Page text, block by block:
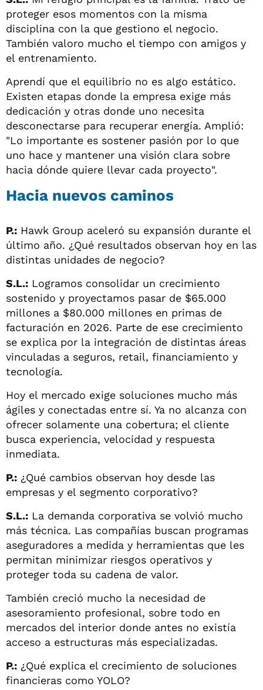
proteger esos momentos con la misma
disciplina con la que gestiono el negocio.
También valoro mucho el tiempo con amigos y
el entrenamiento.
Aprendí que el equilibrio no es algo estático.
Existen etapas donde la empresa exige más
dedicación y otras donde uno necesita
desconectarse para recuperar energía. Amplió:
"Lo importante es sostener pasión por lo que
uno hace y mantener una visión clara sobre
hacia dónde quiere llevar cada proyecto".
Hacia nuevos caminos
P.: Hawk Group aceleró su expansión durante el
último año. ¿Qué resultados observan hoy en las
distintas unidades de negocio?
S.L.: Logramos consolidar un crecimiento
sostenido y proyectamos pasar de $65.000
millones a $80.000 millones en primas de
facturación en 2026. Parte de ese crecimiento
se explica por la integración de distintas áreas
vinculadas a seguros, retail, financiamiento y
tecnología.
Hoy el mercado exige soluciones mucho más
ágiles y conectadas entre sí. Ya no alcanza con
ofrecer solamente una cobertura; el cliente
busca experiencia, velocidad y respuesta
inmediata.
P.: ¿Qué cambios observan hoy desde las
empresas y el segmento corporativo?
S.L.: La demanda corporativa se volvió mucho
más técnica. Las compañías buscan programas
aseguradores a medida y herramientas que les
permitan minimizar riesgos operativos y
proteger toda su cadena de valor.
También creció mucho la necesidad de
asesoramiento profesional, sobre todo en
mercados del interior donde antes no existía
acceso a estructuras más especializadas.
P.: ¿Qué explica el crecimiento de soluciones
financieras como YOLO?